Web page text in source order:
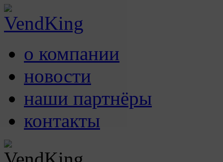
о компании
новости
наши партнёры
контакты